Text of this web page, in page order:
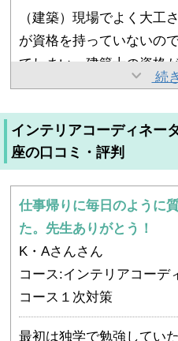
て焦りました。講座に通
で自分を奮い立たせる事
てなるものかという気持
です。担当の方や先生か
（建築）現場でよく大工
が資格を持っていないの
てしまい、建築士の資格
ルを検索して住宅デザイ
決めました。子供がまだ
ォローをしてくれると聞
以前は現場で大工さんと
（大工さんと）堂々と自
ようになりました。自分
本当に取得して良かった
務を積んで１級建築士を
す。
学科は授業に休む事なく
ら合格できたという感じ
上がらなかったことは辛
らなかなかすんなり描け
分に）負けそうになった
ピードアップの為のポイ
き、根気強く励まして頂
弱点を克服する事が出来
続
インテリアコーディネー
座の口コミ・評判
仕事帰りに毎日のように
た。先生ありがとう！
K・Aさんさん
コース:インテリアコー
コース１次対策
最初は独学で勉強してい